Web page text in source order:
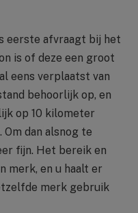
eerste afvraagt bij het
is of deze een groot
eens verplaatst van
behoorlijk op, en
op 10 kilometer
dan alsnog te
fijn. Het bereik en
merk, en u haalt er
merk gebruik